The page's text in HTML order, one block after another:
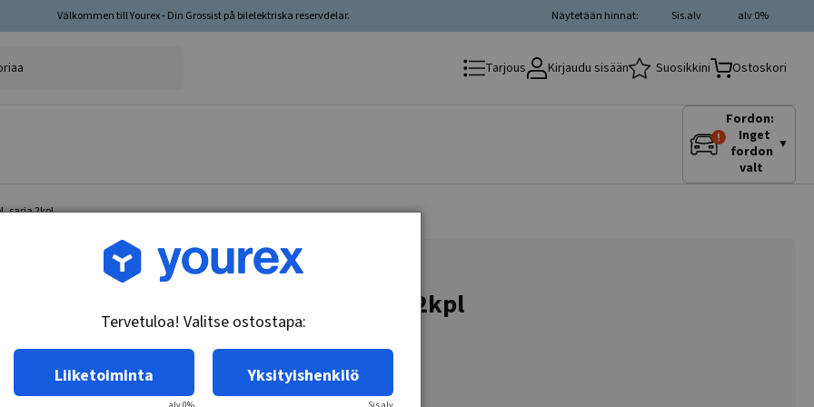
Välkommen till Yourex - Din Grossist på bilelektriska reservdelar. alv 0%
Sis.alv
Näytetään hinnat:
Tarjous Kirjaudu sisään Suosikkini Ostoskori
Fordon:
Inget
fordon
valt
▼
sarja 2kpl
Tuotenro.: 35-202-3140
Jarrulevy Framaxel, sarja 2kpl
Tervetuloa! Valitse ostostapa:
Liiketoiminta Yksityishenkilö